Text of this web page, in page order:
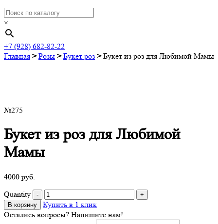
×
+7 (928) 682-82-22
Главная > Розы > Букет роз >Букет из роз для Любимой Мамы
№275
Букет из роз для Любимой
Мамы
4000 руб.
Quantity
В корзину
Купить в 1 клик
Остались вопросы? Напишите нам!